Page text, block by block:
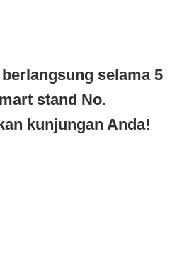
selama 5
stand No.
kunjungan Anda!